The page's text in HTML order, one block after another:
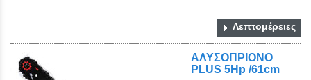
Λεπτομέρειες
ΑΛΥΣΟΠΡΙΟΝΟ
PLUS 5Hp /61cm